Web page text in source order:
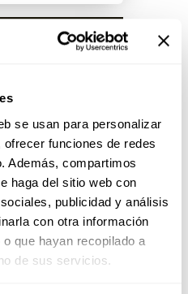
se usan para personalizar
funciones de redes
Además, compartimos
haga del sitio web con
publicidad y análisis
con otra información
que hayan recopilado a
de sus servicios.
en W Radio –
junio del 2026